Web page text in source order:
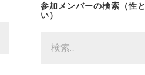
参加メンバーの検索（性
い）